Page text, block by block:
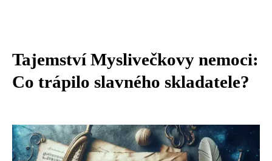
Tajemství Myslivečkovy nemoci:
Co trápilo slavného skladatele?